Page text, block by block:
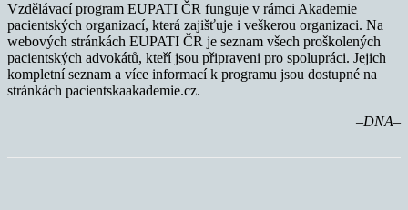
Vzdělávací program EUPATI ČR funguje v rámci Akademie
pacientských organizací, která zajišťuje i veškerou organizaci. Na
webových stránkách EUPATI ČR je seznam všech proškolených
pacientských advokátů, kteří jsou připraveni pro spolupráci. Jejich
kompletní seznam a více informací k programu jsou dostupné na
stránkách pacientskaakademie.cz.
–DNA–